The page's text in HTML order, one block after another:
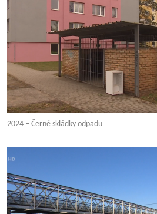
2024 – Černé skládky odpadu